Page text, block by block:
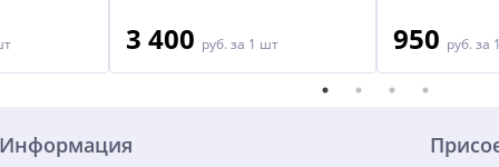
3 400 руб. за 1 шт 950 руб. за
Информация